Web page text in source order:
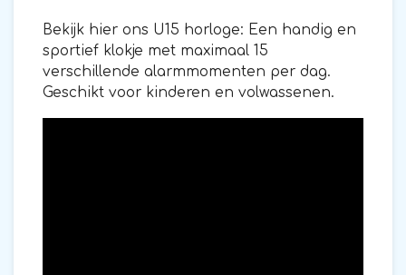
Bekijk hier ons U15 horloge: Een handig en
sportief klokje met maximaal 15
verschillende alarmmomenten per dag.
Geschikt voor kinderen en volwassenen.